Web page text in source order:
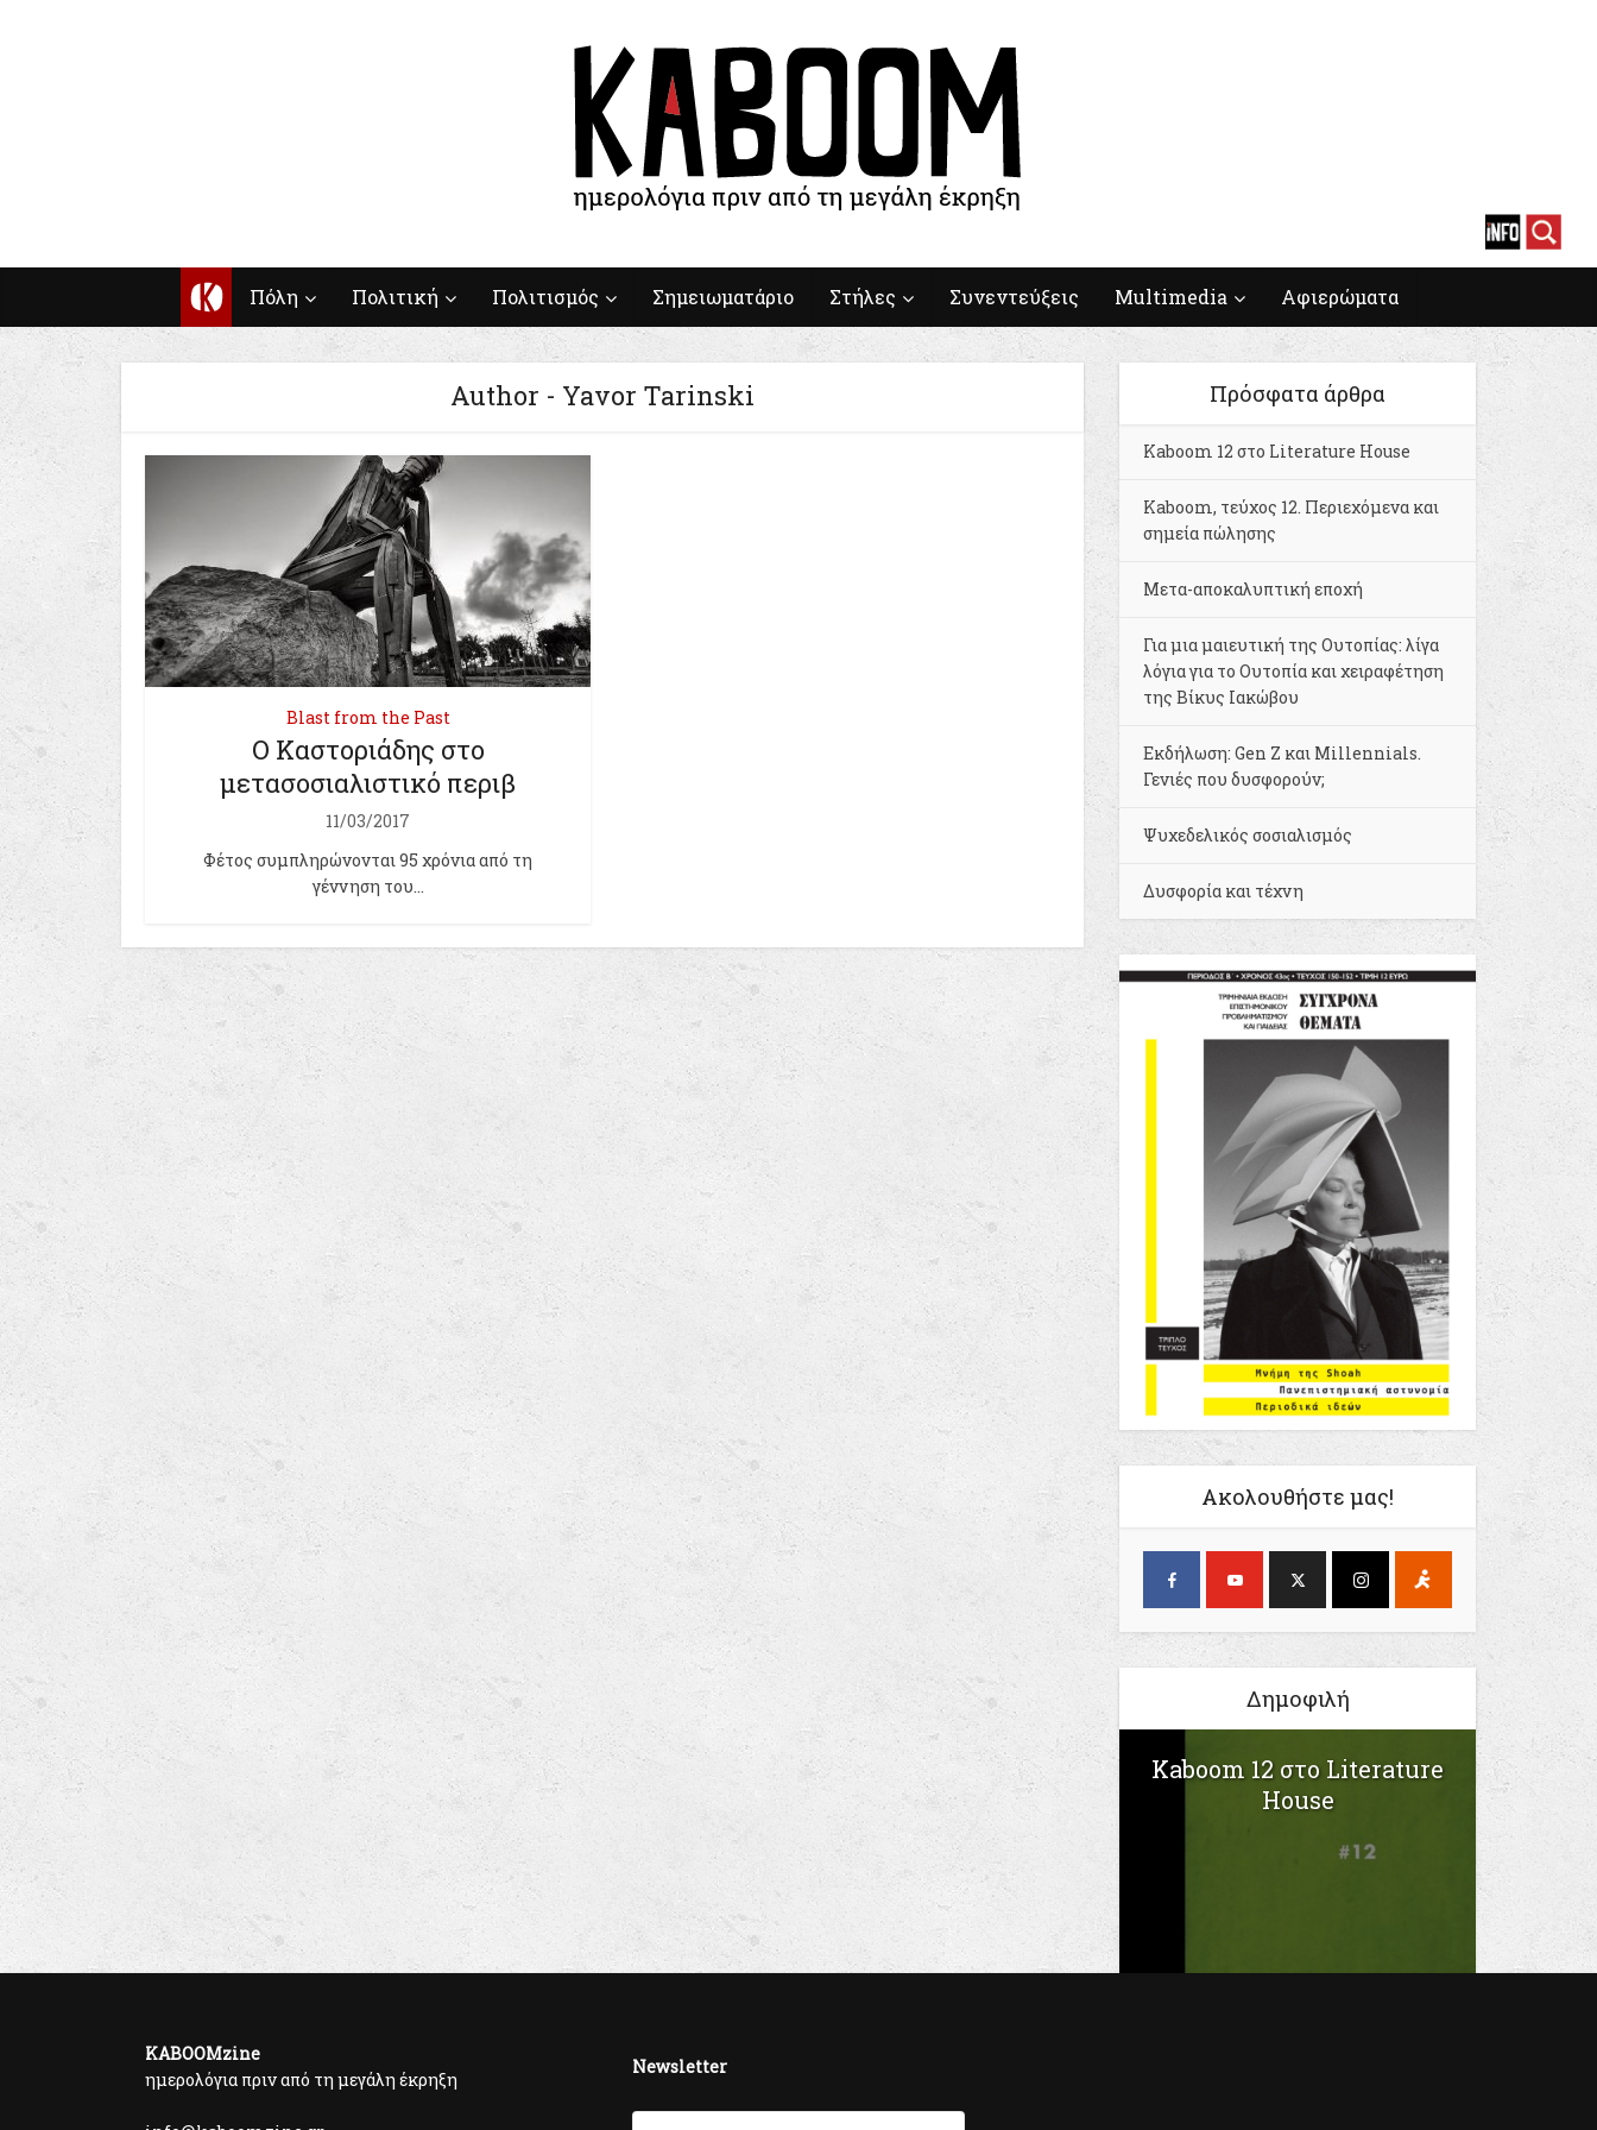
Κ Πόλη Πολιτική Πολιτισμός Σημειωματάριο Στήλες Συνεντεύξεις Multimedia Αφιερώματα
Author - Yavor Tarinski
Blast from the Past
Ο Καστοριάδης στο
μετασοσιαλιστικό περιβ
11/03/2017
Φέτος συμπληρώνονται 95 χρόνια από τη
γέννηση του...
Πρόσφατα άρθρα
Kaboom 12 στο Literature House
Kaboom, τεύχος 12. Περιεχόμενα και
σημεία πώλησης
Μετα-αποκαλυπτική εποχή
Για μια μαιευτική της Ουτοπίας: λίγα
λόγια για το Ουτοπία και χειραφέτηση
της Βίκυς Ιακώβου
Εκδήλωση: Gen Z και Millennials.
Γενιές που δυσφορούν;
Ψυχεδελικός σοσιαλισμός
Δυσφορία και τέχνη
Ακολουθήστε μας!
Δημοφιλή
Kaboom 12 στο Literature
House
KABOOMzine
ημερολόγια πριν από τη μεγάλη έκρηξη
Newsletter